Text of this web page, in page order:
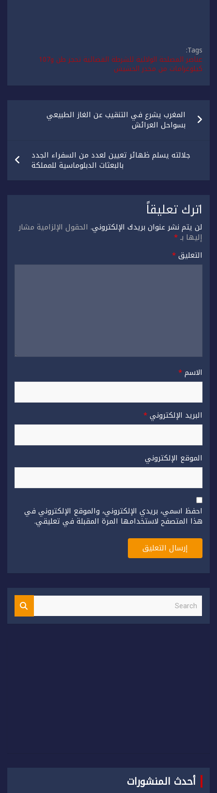
Tags:
عناصر المصلحة الولائية للشرطة القضائية تحجز طن و107
كيلوغرامات من مخدر الحشيش
تصفّح
المقالاتالمغرب يشرع في التنقيب عن الغاز الطبيعي
بسواحل العرائش
جلالته يسلم ظهائر تعيين لعدد من السفراء الجدد
بالبعثات الدبلوماسية للمملكة
اترك تعليقاً
لن يتم نشر عنوان بريدك الإلكتروني. الحقول الإلزامية مشار
إليها بـ*
التعليق*
الاسم*
البريد الإلكتروني*
الموقع الإلكتروني
احفظ اسمي، بريدي الإلكتروني، والموقع الإلكتروني في
هذا المتصفح لاستخدامها المرة المقبلة في تعليقي.
S
a
أحدث المنشورات